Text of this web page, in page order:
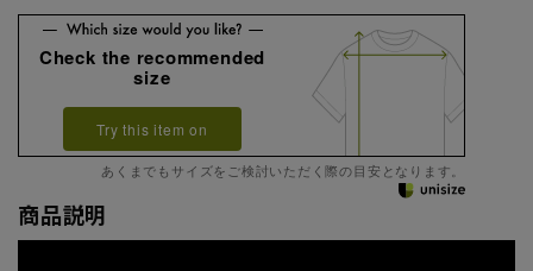
Check the recommended
size
Try this item on
あくまでもサイズをご検討いただく際の目安となります。
商品説明